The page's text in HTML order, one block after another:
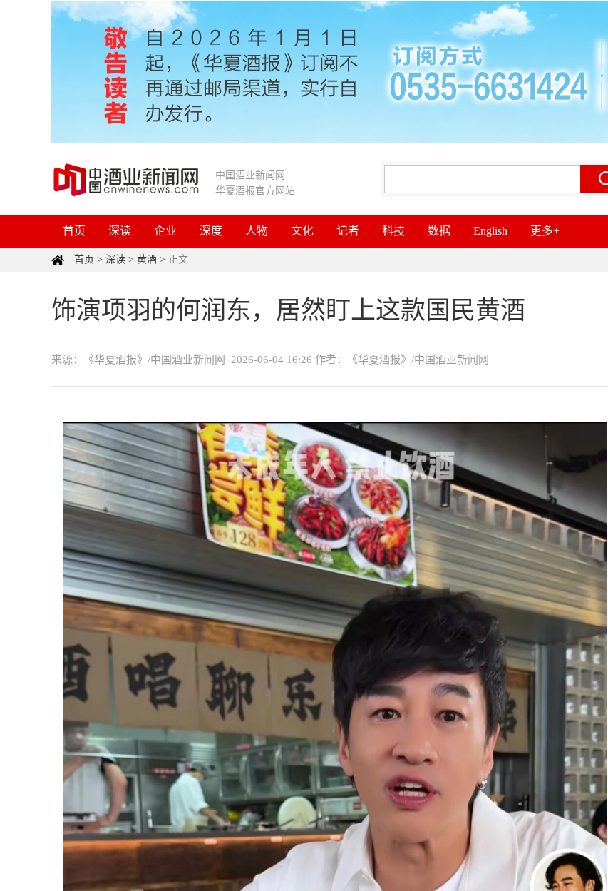
中国酒业新闻网
华夏酒报官方网站
首页 深读 企业 深度 人物 文化 记者 科技 数据 English 更多+
首页 > 深读 > 黄酒 > 正文
饰演项羽的何润东，居然盯上这款国民黄酒
来源：《华夏酒报》/中国酒业新闻网 2026-06-04 16:26 作者：《华夏酒报》/中国酒业新闻网